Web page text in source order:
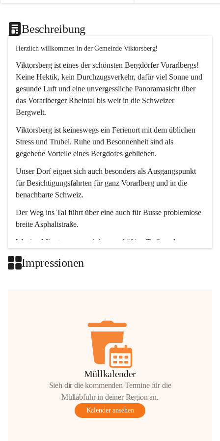
Beschreibung
Herzlich willkommen in der Gemeinde Viktorsberg!
Viktorsberg ist eines der schönsten Bergdörfer Vorarlbergs!
Keine Hektik, kein Durchzugsverkehr, dafür viel Sonne und
gesunde Luft und eine unvergessliche Panoramasicht über
das Vorarlberger Rheintal bis weit in die Schweizer
Bergwelt.
Viktorsberg ist keineswegs ein Ferienort mit dem üblichen
Stress und Trubel. Ruhe und Besonnenheit sind als
gegebene Vorteile eines Bergdofes geblieben.
Unser Dorf eignet sich auch besonders als Ausgangspunkt
für Besichtigungsfahrten für ganz Vorarlberg und in die
benachbarte Schweiz.
Der Weg ins Tal führt über eine auch für Busse problemlose
breite Asphaltstraße.
Wenige Minuten nur, und das geschäftige Treiben der
Impressionen
Müllkalender
Sieh dir die kommenden Termine für die
Müllabfuhr in deiner Region an.
Kalender ansehen